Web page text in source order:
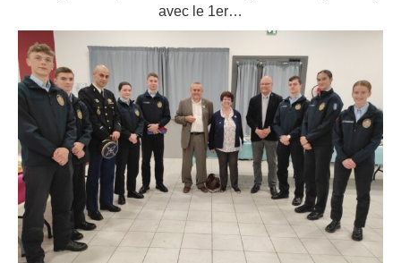
avec le 1er…